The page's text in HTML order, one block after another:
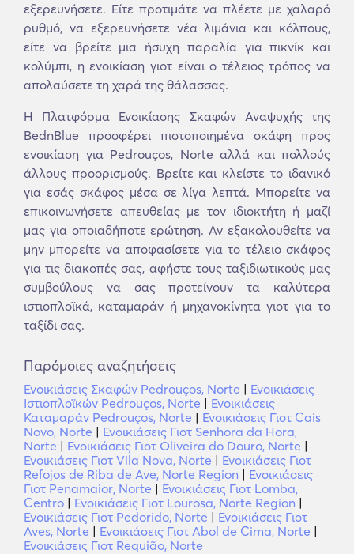
εξερευνήσετε. Είτε προτιμάτε να πλέετε με χαλαρό
ρυθμό, να εξερευνήσετε νέα λιμάνια και κόλπους,
είτε να βρείτε μια ήσυχη παραλία για πικνίκ και
κολύμπι, η ενοικίαση γιοτ είναι ο τέλειος τρόπος να
απολαύσετε τη χαρά της θάλασσας.
Η Πλατφόρμα Ενοικίασης Σκαφών Αναψυχής της
BednBlue προσφέρει πιστοποιημένα σκάφη προς
ενοικίαση για Pedrouços, Norte αλλά και πολλούς
άλλους προορισμούς. Βρείτε και κλείστε το ιδανικό
για εσάς σκάφος μέσα σε λίγα λεπτά. Μπορείτε να
επικοινωνήσετε απευθείας με τον ιδιοκτήτη ή μαζί
μας για οποιαδήποτε ερώτηση. Αν εξακολουθείτε να
μην μπορείτε να αποφασίσετε για το τέλειο σκάφος
για τις διακοπές σας, αφήστε τους ταξιδιωτικούς μας
συμβούλους να σας προτείνουν τα καλύτερα
ιστιοπλοϊκά, καταμαράν ή μηχανοκίνητα γιοτ για το
ταξίδι σας.
Παρόμοιες αναζητήσεις
Ενοικιάσεις Σκαφών Pedrouços, Norte | Ενοικιάσεις
Ιστιοπλοϊκών Pedrouços, Norte | Ενοικιάσεις
Καταμαράν Pedrouços, Norte | Ενοικιάσεις Γιοτ Cais
Novo, Norte | Ενοικιάσεις Γιοτ Senhora da Hora,
Norte | Ενοικιάσεις Γιοτ Oliveira do Douro, Norte |
Ενοικιάσεις Γιοτ Vila Nova, Norte | Ενοικιάσεις Γιοτ
Refojos de Riba de Ave, Norte Region | Ενοικιάσεις
Γιοτ Penamaior, Norte | Ενοικιάσεις Γιοτ Lomba,
Centro | Ενοικιάσεις Γιοτ Lourosa, Norte Region |
Ενοικιάσεις Γιοτ Pedorido, Norte | Ενοικιάσεις Γιοτ
Aves, Norte | Ενοικιάσεις Γιοτ Abol de Cima, Norte |
Ενοικιάσεις Γιοτ Requião, Norte